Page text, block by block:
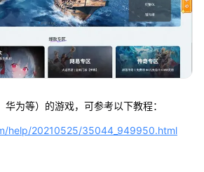
为等）的游戏，可参考以下教程：
help/20210525/35044_949950.html